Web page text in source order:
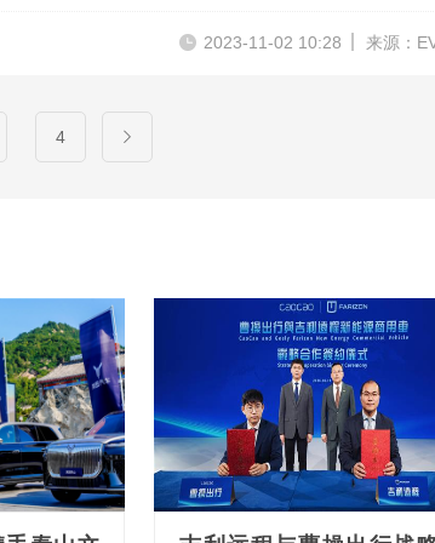
来源：
2023-11-02 10:28
4